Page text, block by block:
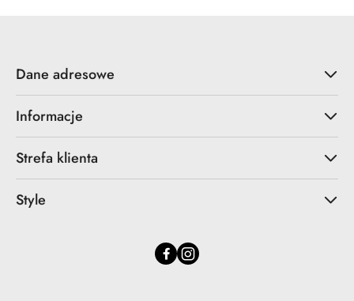
Dane adresowe
Informacje
Strefa klienta
Style